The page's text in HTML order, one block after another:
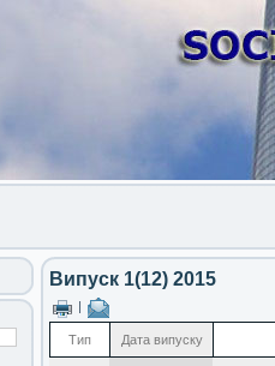
Випуск 1(12) 2015
Тип Дата випуску